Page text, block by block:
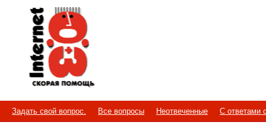
Internet
Скорая помощь
Задать свой вопрос. Все вопросы Неотвеченные С ответами